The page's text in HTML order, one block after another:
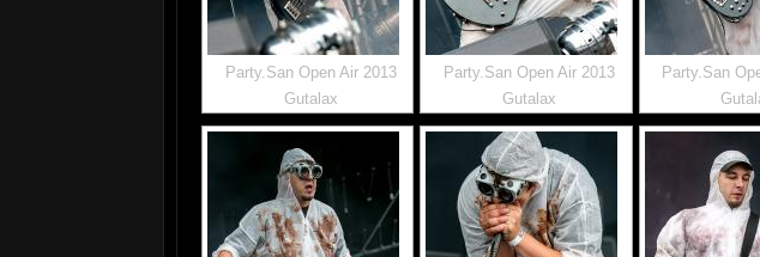
Party.San Open Air 2013
Gutalax
Party.San Open Air 2013
Gutalax
Party.San